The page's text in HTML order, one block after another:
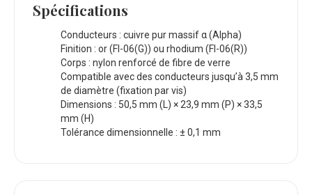
Spécifications
Conducteurs : cuivre pur massif α (Alpha)
Finition : or (FI-06(G)) ou rhodium (FI-06(R))
Corps : nylon renforcé de fibre de verre
Compatible avec des conducteurs jusqu’à 3,5 mm
de diamètre (fixation par vis)
Dimensions : 50,5 mm (L) × 23,9 mm (P) × 33,5
mm (H)
Tolérance dimensionnelle : ± 0,1 mm